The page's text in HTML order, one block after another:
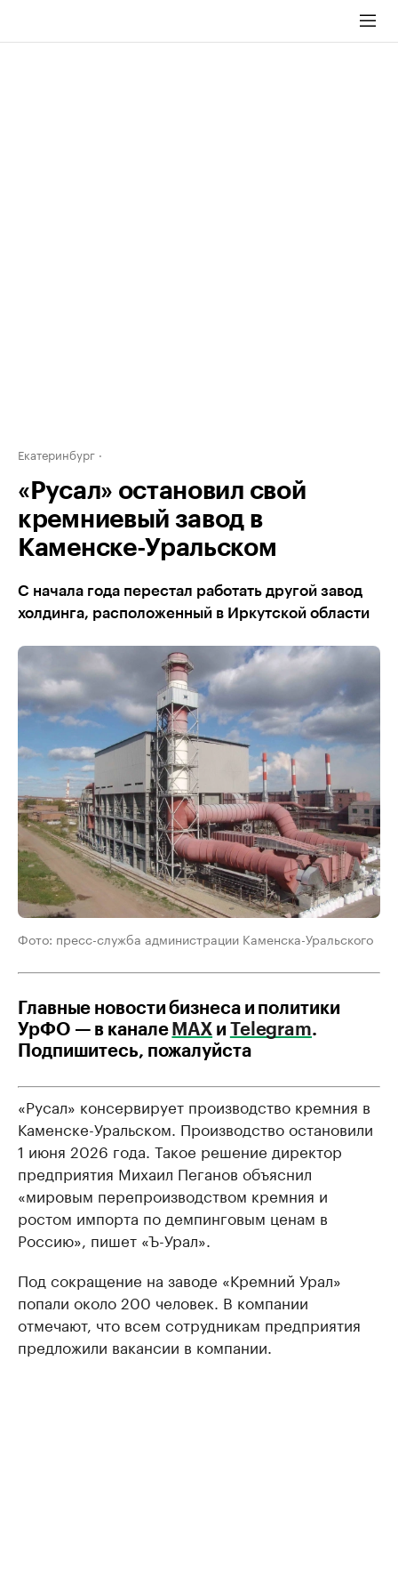
Екатеринбург
«Русал» остановил свой
кремниевый завод в
Каменске-Уральском
С начала года перестал работать другой завод
холдинга, расположенный в Иркутской области
Фото: пресс-служба администрации Каменска-Уральского
Главные новости бизнеса и политики
УрФО — в канале МАХ и Telegram.
Подпишитесь, пожалуйста
«Русал» консервирует производство кремния в
Каменске-Уральском. Производство остановили
1 июня 2026 года. Такое решение директор
предприятия Михаил Пеганов объяснил
«мировым перепроизводством кремния и
ростом импорта по демпинговым ценам в
Россию», пишет «Ъ-Урал».
Под сокращение на заводе «Кремний Урал»
попали около 200 человек. В компании
отмечают, что всем сотрудникам предприятия
предложили вакансии в компании.